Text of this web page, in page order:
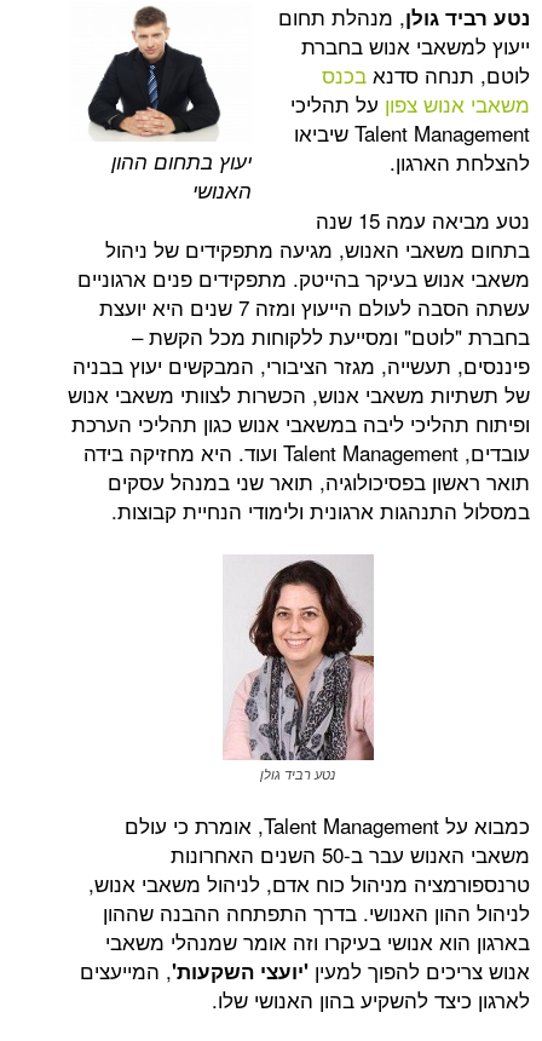
יעוץ בתחום ההון
, מנהלת תחום
אנוש בחברת
סדנאבכנס
צפוןעל תהליכי
Talent Management שיביאו
נטע מביאה עמה 15 שנה
האנוש, מגיעה מתפקידים של ניהול
בעיקר בהייטק. מתפקידים פנים ארגוניים
עשתה הסבה לעולם הייעוץ ומזה 7 שנים היא יועצת
ומסייעת ללקוחות מכל הקשת –
מגזר הציבורי, המבקשים יעוץ בבניה
משאבי אנוש, הכשרות לצוותי משאבי אנוש
ליבה במשאבי אנוש כגון תהליכי הערכת
עובדים, Talent Management ועוד. היא מחזיקה בידה
בפסיכולוגיה, תואר שני במנהל עסקים
ארגונית ולימודי הנחיית קבוצות.
כמבוא על Talent Management, אומרת כי עולם
משאבי האנוש עבר ב-50 השנים האחרונות
מניהול כוח אדם, לניהול משאבי אנוש,
האנושי. בדרך התפתחה ההבנה שההון
אנושי בעיקרו וזה אומר שמנהלי משאבי
להפוך למעין'יועצי השקעות', המייעצים
להשקיע בהון האנושי שלו.